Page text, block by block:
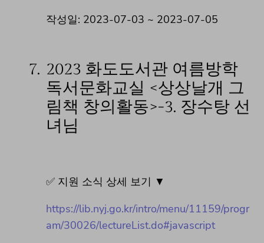
작성일: 2023-07-03 ~ 2023-07-05
7. 2023 화도도서관 여름방학
독서문화교실 <상상날개 그
림책 창의활동>-3. 장수탕 선
녀님
✅ 지원 소식 상세 보기 ▼
https://lib.nyj.go.kr/intro/menu/11159/progr
am/30026/lectureList.do#javascript